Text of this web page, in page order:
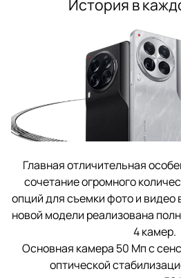
История в
Главная отличительная
сочетание огромного
опций для съемки фото и видео
новой модели реализована
4 камер.
Основная камера 50 Мп с
оптической